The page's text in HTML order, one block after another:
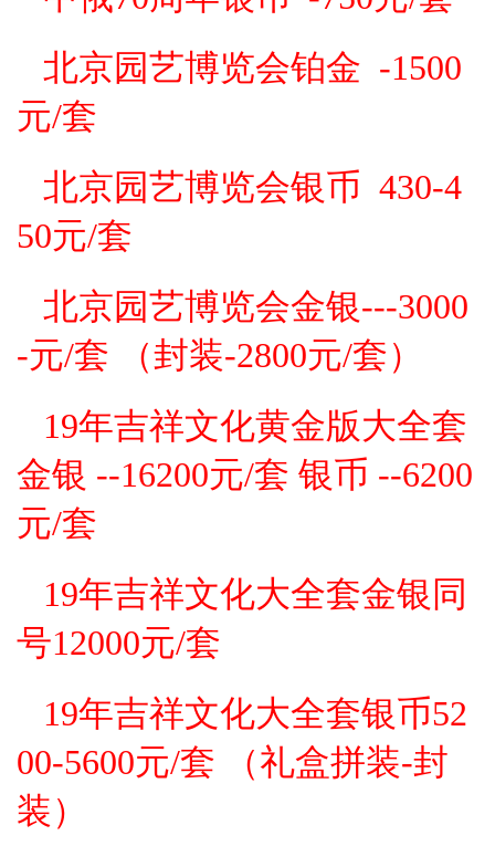
北京园艺博览会铂金 -1500
元/套
北京园艺博览会银币 430-4
50元/套
北京园艺博览会金银---3000
-元/套
（封装-2800元/套）
19年吉祥文化黄金版大全套
金银 --16200元/套 银币 --6200
元/套
19年吉祥文化大全套金银 同
号12000元/套
19年吉祥文化大全套银币52
00-5600元/套 （礼盒拼装-封
装）